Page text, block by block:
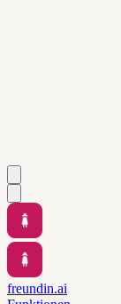
freundin.ai